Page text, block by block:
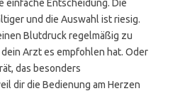
einfache Entscheidung. Die
und die Auswahl ist riesig.
Blutdruck regelmäßig zu
Arzt es empfohlen hat. Oder
das besonders
dir die Bedienung am Herzen